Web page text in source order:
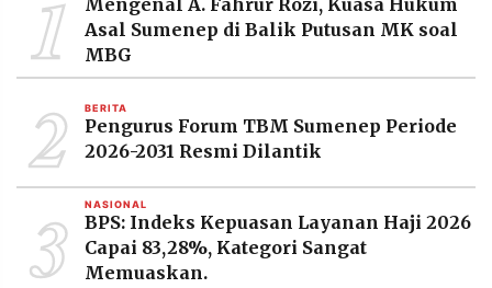
1
Asal Sumenep di Balik Putusan MK soal
MBG
2 BERITA
Pengurus Forum TBM Sumenep Periode
2026-2031 Resmi Dilantik
3 NASIONAL
BPS: Indeks Kepuasan Layanan Haji 2026
Capai 83,28%, Kategori Sangat
Memuaskan.